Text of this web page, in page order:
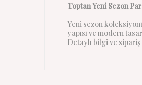
Toptan Yeni Sezon
Yeni sezon
yapısı ve modern
Detaylı bilgi ve